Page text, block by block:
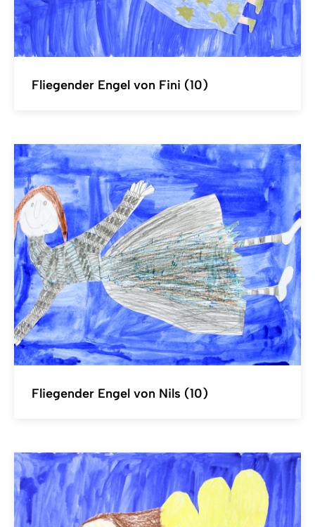
Fliegender Engel von Fini (10)
Fliegender Engel von Nils (10)